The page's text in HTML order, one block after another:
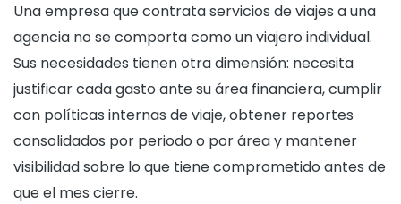
Una empresa que contrata servicios de viajes a una
agencia no se comporta como un viajero individual.
Sus necesidades tienen otra dimensión: necesita
justificar cada gasto ante su área financiera, cumplir
con políticas internas de viaje, obtener reportes
consolidados por periodo o por área y mantener
visibilidad sobre lo que tiene comprometido antes de
que el mes cierre.